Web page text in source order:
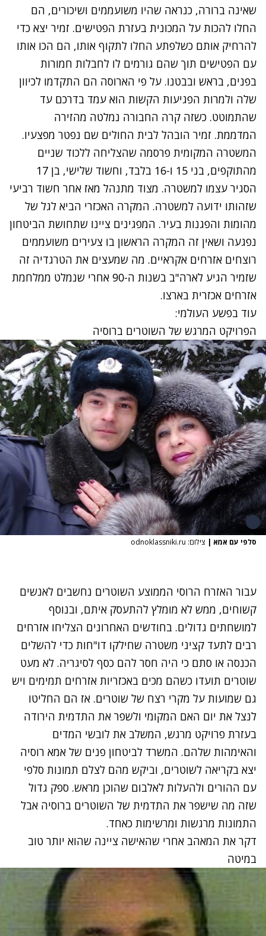
שאינה ברורה, כנראה שהיו משועממים ושיכורים, הם
החלו להכות על המכונית בעזרת הפטישים. זמיר יצא כדי
להרחיק אותם כשלפתע החלו לתקוף אותו, הם הכו אותו
עם הפטישים תוך שהם גורמים לו לחבלות חמורות
בפנים, בראש ובבטנו. על פי הארוסה הם התקדמו לכיוון
שלה ולמרות הפגיעות הקשות הוא עמד בדרכם עד
שהתמוטט. כשזה קרה החבורה נמלטה מהזירה
המדממת. זמיר הובהל לבית החולים שם נפטר מפצעיו.
המשטרה המקומית פרסמה שהצליחה ללכוד שניים
מהתוקפים, בני 15 ו-16 בלבד, וחשוד שלישי, בן 17
הסגיר עצמו למשטרה. מצוד מתנהל מאז אחר חשוד רביעי
שזהותו ידועה למשטרה. המקרה האכזרי הביא לגל של
מהומות והפגנות בעיר. המפגינים ציינו שתחושת הביטחון
נפגעה ושאין זה המקרה הראשון בו צעירים משועממים
רוצחים אזרחים אקראיים. מה שמעצים את הטרגדיה זה
שזמיר הגיע לארה"ב בשנות ה-90 אחרי שנמלט ממלחמת
אזרחים אכזרית בארצו.
עוד בפשע העולמי:
הפרויקט המרגש של השוטרים ברוסיה
סלפי עם אמא | צילום: odnoklassniki.ru
עבור האזרח הרוסי הממוצע השוטרים נחשבים לאנשים
קשוחים, ממש לא מומלץ להתעסק איתם, ובנוסף
למושחתים גדולים. בחודשים האחרונים הצליחו אזרחים
רבים לתעד קציני משטרה שחילקו דו"חות כדי להשלים
הכנסה או סתם כי היה חסר להם כסף לסיגריה. לא מעט
שוטרים תועדו כשהם מכים באכזריות אזרחים תמימים ויש
גם שמועות על מקרי רצח של שוטרים. אז הם החליטו
לנצל את יום האם המקומי ולשפר את התדמית הירודה
בעזרת פרויקט מרגש, המשלב את לובשי המדים
והאימהות שלהם. המשרד לביטחון פנים של אמא רוסיה
יצא בקריאה לשוטרים, וביקש מהם לצלם תמונות סלפי
עם ההורים ולהעלות לאלבום שהוכן מראש. ספק גדול
שזה מה שישפר את התדמית של השוטרים ברוסיה אבל
התמונות מרגשות ומרשימות כאחד.
דקר את המאהב אחרי שהאישה ציינה שהוא יותר טוב
במיטה